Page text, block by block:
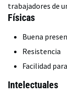
trabajadores de
Físicas
Buena
Resistencia
Facilidad
Intelectuales